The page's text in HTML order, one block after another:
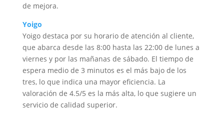
de mejora.
Yoigo
Yoigo destaca por su horario de atención al cliente,
que abarca desde las 8:00 hasta las 22:00 de lunes a
viernes y por las mañanas de sábado. El tiempo de
espera medio de 3 minutos es el más bajo de los
tres, lo que indica una mayor eficiencia. La
valoración de 4.5/5 es la más alta, lo que sugiere un
servicio de calidad superior.